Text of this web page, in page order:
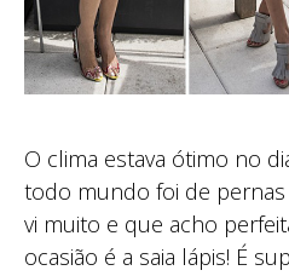
O clima estava ótimo no
todo mundo foi de
vi muito e que acho
ocasião é a saia lápis! É